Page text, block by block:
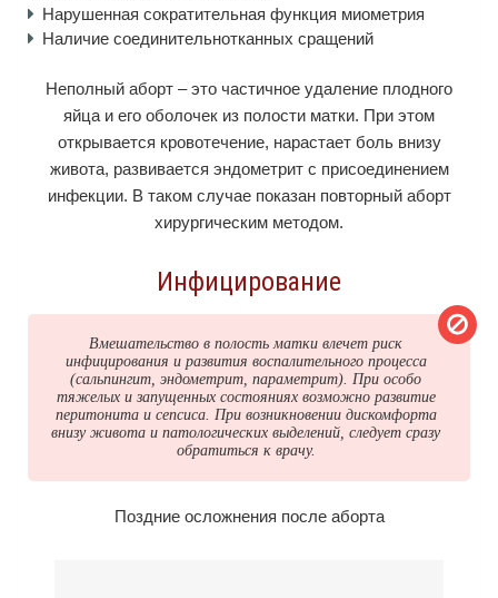
Нарушенная сократительная функция миометрия
Наличие соединительнотканных сращений
Неполный аборт – это частичное удаление плодного
яйца и его оболочек из полости матки. При этом
открывается кровотечение, нарастает боль внизу
живота, развивается эндометрит с присоединением
инфекции. В таком случае показан повторный аборт
хирургическим методом.
Инфицирование
Вмешательство в полость матки влечет риск
инфицирования и развития воспалительного процесса
(сальпингит, эндометрит, параметрит). При особо
тяжелых и запущенных состояниях возможно развитие
перитонита и сепсиса. При возникновении дискомфорта
внизу живота и патологических выделений, следует сразу
обратиться к врачу.
Поздние осложнения после аборта